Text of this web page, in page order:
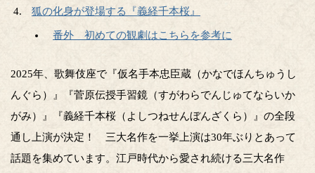
狐の化身が登場する『義経千本桜』
番外 初めての観劇はこちらを参考に
2025年、歌舞伎座で『仮名手本忠臣蔵（かなでほんちゅうし
んぐら）』『菅原伝授手習鏡（すがわらでんじゅてならいか
がみ）』『義経千本桜（よしつねせんぼんざくら）』の全段
通し上演が決定！ 三大名作を一挙上演は30年ぶりとあって
話題を集めています。江戸時代から愛され続ける三大名作